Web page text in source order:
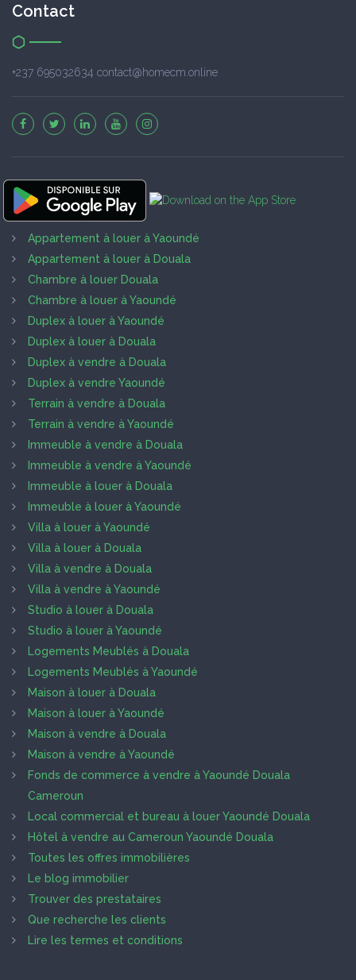
Contact
+237 695032634 contact@homecm.online
Appartement à louer à Yaoundé
Appartement à louer à Douala
Chambre à louer Douala
Chambre à louer à Yaoundé
Duplex à louer à Yaoundé
Duplex à louer à Douala
Duplex à vendre à Douala
Duplex à vendre Yaoundé
Terrain à vendre à Douala
Terrain à vendre à Yaoundé
Immeuble à vendre à Douala
Immeuble à vendre à Yaoundé
Immeuble à louer à Douala
Immeuble à louer à Yaoundé
Villa à louer à Yaoundé
Villa à louer à Douala
Villa à vendre à Douala
Villa à vendre à Yaoundé
Studio à louer à Douala
Studio à louer à Yaoundé
Logements Meublés à Douala
Logements Meublés à Yaoundé
Maison à louer à Douala
Maison à louer à Yaoundé
Maison à vendre à Douala
Maison à vendre à Yaoundé
Fonds de commerce à vendre à Yaoundé Douala
Cameroun
Local commercial et bureau à louer Yaoundé Douala
Hôtel à vendre au Cameroun Yaoundé Douala
Toutes les offres immobilières
Le blog immobilier
Trouver des prestataires
Que recherche les clients
Lire les termes et conditions